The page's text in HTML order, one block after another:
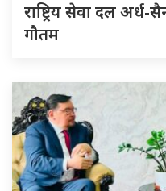
राष्ट्रिय सेवा दल अर्ध-
गौतम